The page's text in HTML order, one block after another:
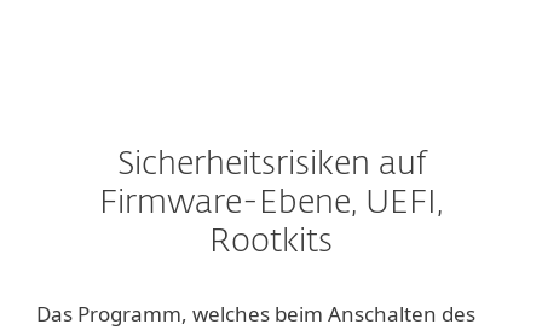
Sicherheitsrisiken auf
Firmware-Ebene, UEFI,
Rootkits
Das Programm, welches beim Anschalten des